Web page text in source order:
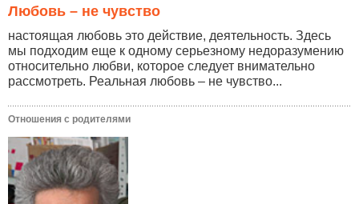
Любовь – не чувство
настоящая любовь это действие, деятельность. Здесь
мы подходим еще к одному серьезному недоразумению
относительно любви, которое следует внимательно
рассмотреть. Реальная любовь – не чувство...
Отношения с родителями